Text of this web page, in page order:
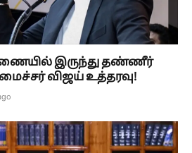
இருந்து தண்ணீர்
விஜய் உத்தரவு!